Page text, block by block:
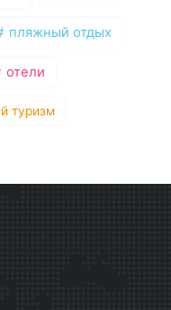
пляжный отдых
отели
туризм